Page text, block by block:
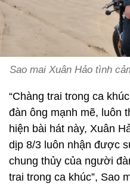
Sao mai Xuân Hảo tình
“Chàng trai trong ca
đàn ông mạnh mẽ, luôn
hiện bài hát này, Xuân
dịp 8/3 luôn nhận được
chung thủy của người
trai trong ca khúc”, Sao